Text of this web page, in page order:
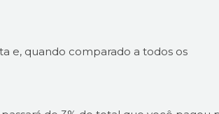
e, quando comparado a todos os